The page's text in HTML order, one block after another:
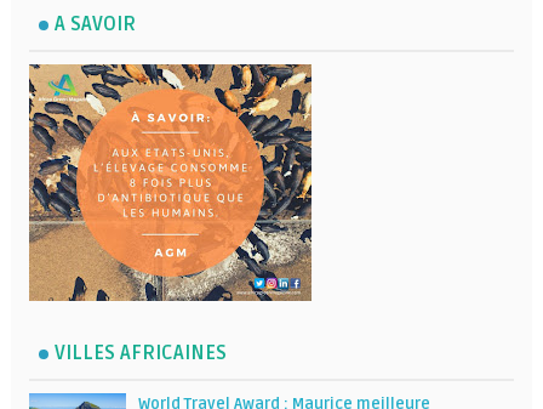
A SAVOIR
VILLES AFRICAINES
World Travel Award : Maurice meilleure